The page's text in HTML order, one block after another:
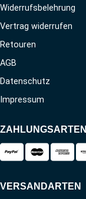
Widerrufsbelehrung
Vertrag widerrufen
Retouren
AGB
Datenschutz
Impressum
ZAHLUNGSARTEN
VERSANDARTEN